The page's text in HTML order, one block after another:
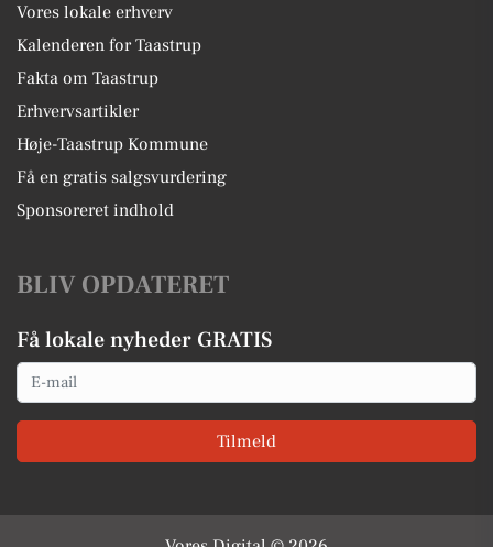
Vores lokale erhverv
Kalenderen for Taastrup
Fakta om Taastrup
Erhvervsartikler
Høje-Taastrup Kommune
Få en gratis salgsvurdering
Sponsoreret indhold
BLIV OPDATERET
Få lokale nyheder GRATIS
Email
Tilmeld